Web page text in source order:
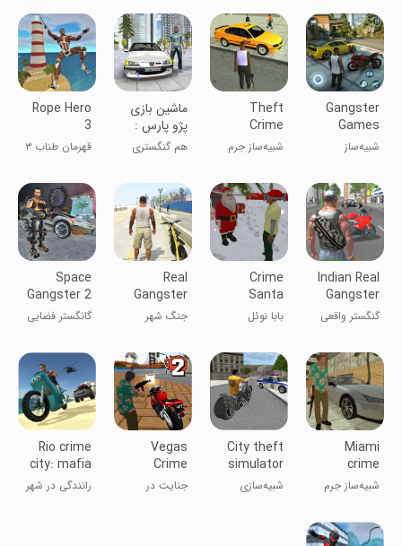
Gangster
Games
Crime
Simulator
شبیه‌ساز
Theft
Crime
Simulator
شبیه‌ساز جرم
ماشین بازی
پژو پارس :
گشت آزاد
هم گنگستری
Rope Hero
3
قهرمان طناب ۳
Indian Real
Gangster
3D
گنگستر واقعی
Crime
Santa
بابا نوئل
Real
Gangster
Crime City
War
جنگ شهر
Space
Gangster 2
گانگستر فضایی
Miami
crime
simulator
شبیه‌ساز جرم
City theft
simulator
شبیه‌سازی
Vegas
Crime
Simulator 2
جنایت در
Rio crime
city: mafia
gangster
رانندگی در شهر